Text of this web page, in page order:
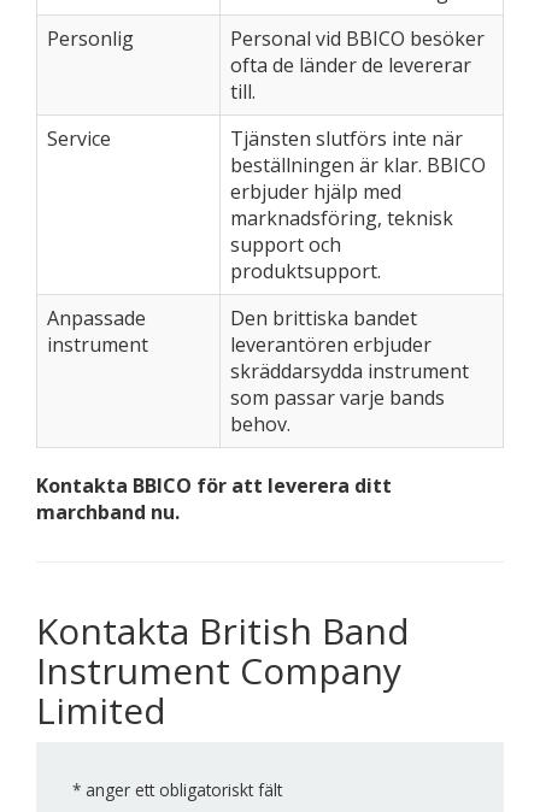
Personlig
Personal vid BBICO besöker
ofta de länder de levererar
till.
Service
Tjänsten slutförs inte när
beställningen är klar. BBICO
erbjuder hjälp med
marknadsföring, teknisk
support och
produktsupport.
Anpassade
instrument
Den brittiska bandet
leverantören erbjuder
skräddarsydda instrument
som passar varje bands
behov.
Kontakta BBICO för att leverera ditt
marchband nu.
Kontakta British Band
Instrument Company
Limited
* anger ett obligatoriskt fält